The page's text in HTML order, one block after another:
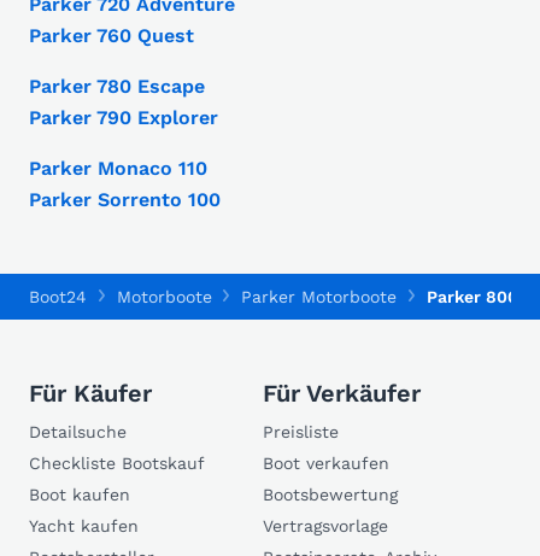
Parker 760 Quest
Parker 780 Escape
Parker 790 Explorer
Parker Monaco 110
Parker Sorrento 100
Boot24 Motorboote Parker Motorboote Parker 800
Für Käufer
Detailsuche
Checkliste Bootskauf
Boot kaufen
Yacht kaufen
Für Verkäufer
Preisliste
Boot verkaufen
Bootsbewertung
Vertragsvorlage